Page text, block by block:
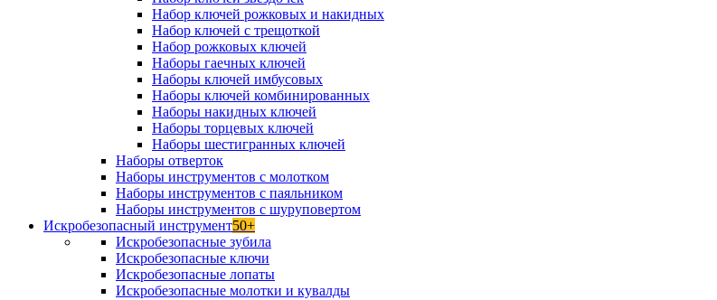
Набор ключей рожковых и накидных
Набор ключей с трещоткой
Набор рожковых ключей
Наборы гаечных ключей
Наборы ключей имбусовых
Наборы ключей комбинированных
Наборы накидных ключей
Наборы торцевых ключей
Наборы шестигранных ключей
Наборы отверток
Наборы инструментов с молотком
Наборы инструментов с паяльником
Наборы инструментов с шуруповертом
Искробезопасный инструмент50+
Искробезопасные зубила
Искробезопасные ключи
Искробезопасные лопаты
Искробезопасные молотки и кувалды